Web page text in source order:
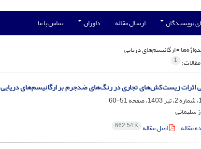
نویسندگان ارسال مقاله داوران تماس با ما
=ارگانیسم‌های دریایی
1
اثرات زیست‌کش‌های تجاری در رنگ‌های ضدجرم بر ارگانیسم‌های دریایی
51-60
سلیمانی
مقاله
اصل مقاله 662.54 K